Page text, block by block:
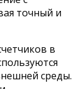
точный и
в
среды.